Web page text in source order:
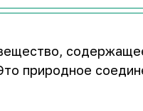
природное